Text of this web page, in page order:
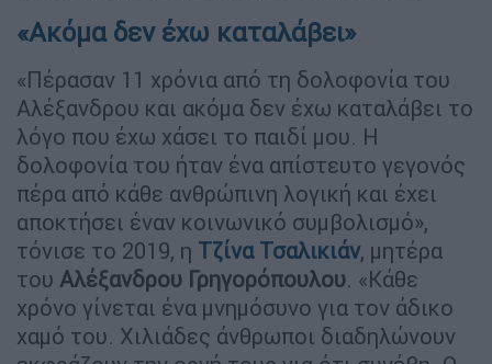
«Ακόμα δεν έχω καταλάβει»
«Πέρασαν 11 χρόνια από τη δολοφονία του
Αλέξανδρου και ακόμα δεν έχω καταλάβει το
λόγο που έχω χάσει το παιδί μου. Η
δολοφονία του ήταν ένα απίστευτο γεγονός
πέρα από κάθε ανθρώπινη λογική και έχει
αποκτήσει έναν κοινωνικό συμβολισμό»,
τόνισε το 2019, η Τζίνα Τσαλικιάν, μητέρα
του Αλέξανδρου Γρηγορόπουλου. «Κάθε
χρόνο γίνεται ένα μνημόσυνο για τον άδικο
χαμό του. Χιλιάδες άνθρωποι διαδηλώνουν